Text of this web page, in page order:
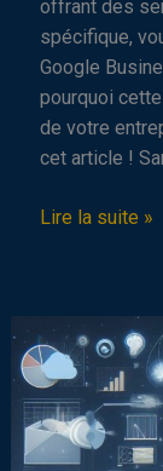
offrant des
spécifique,
Google
pourquoi
de votre
cet article !
Google
Les
bonnes
pratiques
et
astuces
Lire la suite »